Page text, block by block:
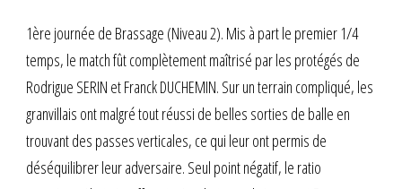
1ère journée de Brassage (Niveau 2). Mis à part le premier 1/4
temps, le match fût complètement maîtrisé par les protégés de
Rodrigue SERIN et Franck DUCHEMIN. Sur un terrain compliqué, les
granvillais ont malgré tout réussi de belles sorties de balle en
trouvant des passes verticales, ce qui leur ont permis de
déséquilibrer leur adversaire. Seul point négatif, le ratio